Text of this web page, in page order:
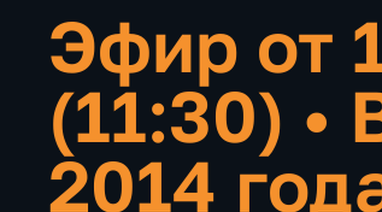
Эфир от
(11:30) •
2014